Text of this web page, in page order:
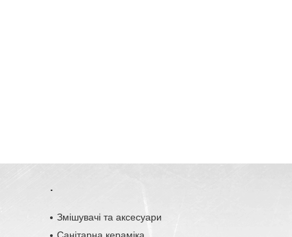
.
Змішувачі та аксесуари